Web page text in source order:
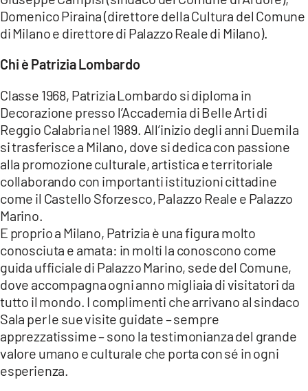
Domenico Piraina (direttore della Cultura del Comune
di Milano e direttore di Palazzo Reale di Milano).
Chi è Patrizia Lombardo
Classe 1968, Patrizia Lombardo si diploma in
Decorazione presso l’Accademia di Belle Arti di
Reggio Calabria nel 1989. All’inizio degli anni Duemila
si trasferisce a Milano, dove si dedica con passione
alla promozione culturale, artistica e territoriale
collaborando con importanti istituzioni cittadine
come il Castello Sforzesco, Palazzo Reale e Palazzo
Marino.
E proprio a Milano, Patrizia è una figura molto
conosciuta e amata: in molti la conoscono come
guida ufficiale di Palazzo Marino, sede del Comune,
dove accompagna ogni anno migliaia di visitatori da
tutto il mondo. I complimenti che arrivano al sindaco
Sala per le sue visite guidate – sempre
apprezzatissime – sono la testimonianza del grande
valore umano e culturale che porta con sé in ogni
esperienza.